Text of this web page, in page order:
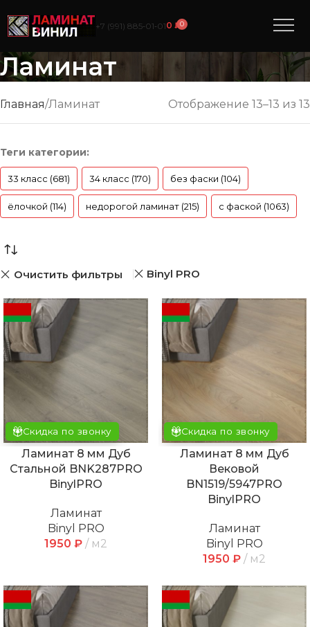
+7 (991) 885‑01‑010₽0
Ламинат
Главная Ламинат Отображение 13–13 из 13
Теги категории:
33 класс (681) 34 класс (170) без фаски (104)
ёлочкой (114) недорогой ламинат (215) с фаской (1063)
Очистить фильтры Binyl PRO
Скидка по звонку
Ламинат 8 мм Дуб
Стальной BNK287PRO
BinylPRO
Ламинат
Binyl PRO
1950 ₽ м2
Скидка по звонку
Ламинат 8 мм Дуб
Вековой
BN1519/5947PRO
BinylPRO
Ламинат
Binyl PRO
1950 ₽ м2